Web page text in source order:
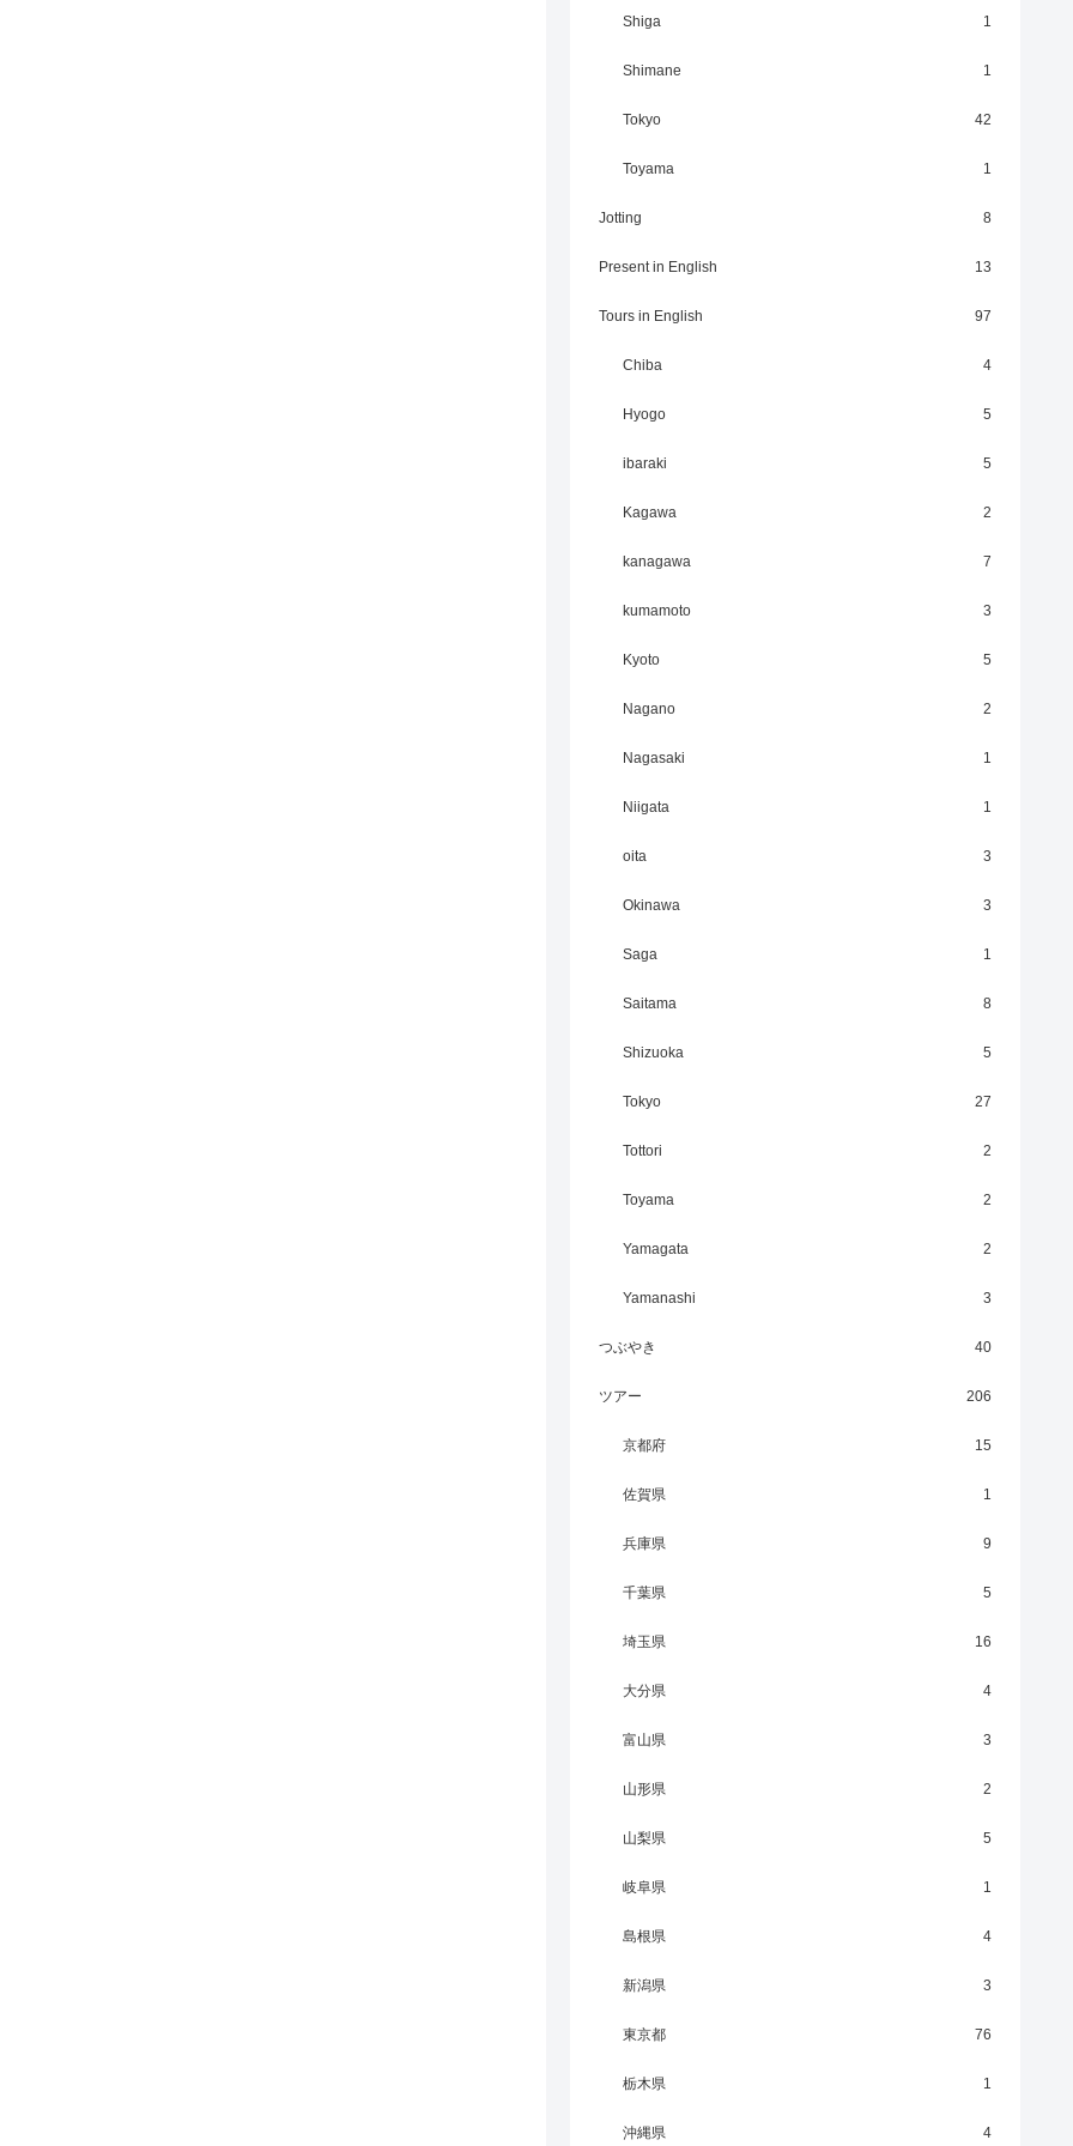
Shiga 1
Shimane 1
Tokyo 42
Toyama 1
Jotting 8
Present in English 13
Tours in English 97
Chiba 4
Hyogo 5
ibaraki 5
Kagawa 2
kanagawa 7
kumamoto 3
Kyoto 5
Nagano 2
Nagasaki 1
Niigata 1
oita 3
Okinawa 3
Saga 1
Saitama 8
Shizuoka 5
Tokyo 27
Tottori 2
Toyama 2
Yamagata 2
Yamanashi 3
つぶやき 40
ツアー 206
京都府 15
佐賀県 1
兵庫県 9
千葉県 5
埼玉県 16
大分県 4
富山県 3
山形県 2
山梨県 5
岐阜県 1
島根県 4
新潟県 3
東京都 76
栃木県 1
沖縄県 4